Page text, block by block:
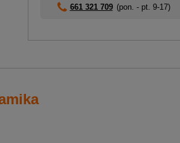
661 321 709 (pon. - pt. 9-17)